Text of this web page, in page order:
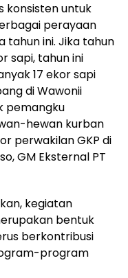
konsisten untuk
perayaan
tahun ini. Jika tahun
sapi, tahun ini
17 ekor sapi
di Wawonii
pemangku
hewan kurban
perwakilan GKP di
GM Eksternal PT
kegiatan
bentuk
berkontribusi
program